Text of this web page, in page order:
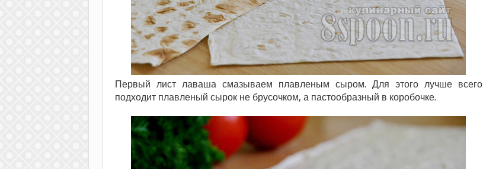
Первый лист лаваша смазываем плавленым сыром. Для этого лучше всего
подходит плавленый сырок не брусочком, а пастообразный в коробочке.